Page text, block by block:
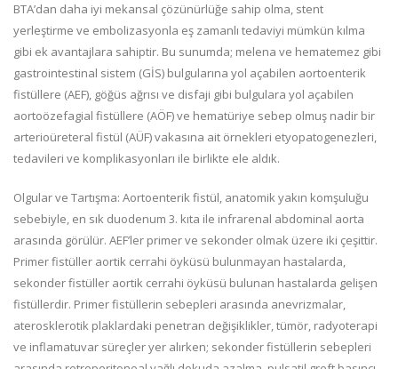
BTA’dan daha iyi mekansal çözünürlüğe sahip olma, stent
yerleştirme ve embolizasyonla eş zamanlı tedaviyi mümkün kılma
gibi ek avantajlara sahiptir. Bu sunumda; melena ve hematemez gibi
gastrointestinal sistem (GİS) bulgularına yol açabilen aortoenterik
fistüllere (AEF), göğüs ağrısı ve disfaji gibi bulgulara yol açabilen
aortoözefagial fistüllere (AÖF) ve hematüriye sebep olmuş nadir bir
arterioüreteral fistül (AÜF) vakasına ait örnekleri etyopatogenezleri,
tedavileri ve komplikasyonları ile birlikte ele aldık.
Olgular ve Tartışma: Aortoenterik fistül, anatomik yakın komşuluğu
sebebiyle, en sık duodenum 3. kıta ile infrarenal abdominal aorta
arasında görülür. AEF’ler primer ve sekonder olmak üzere iki çeşittir.
Primer fistüller aortik cerrahi öyküsü bulunmayan hastalarda,
sekonder fistüller aortik cerrahi öyküsü bulunan hastalarda gelişen
fistüllerdir. Primer fistüllerin sebepleri arasında anevrizmalar,
aterosklerotik plaklardaki penetran değişiklikler, tümör, radyoterapi
ve inflamatuvar süreçler yer alırken; sekonder fistüllerin sebepleri